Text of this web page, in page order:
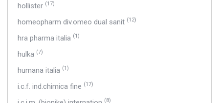
hollister (17)
homeopharm div.omeo dual sanit (12)
hra pharma italia (1)
hulka (7)
humana italia (1)
i.c.f. ind.chimica fine (17)
(8)